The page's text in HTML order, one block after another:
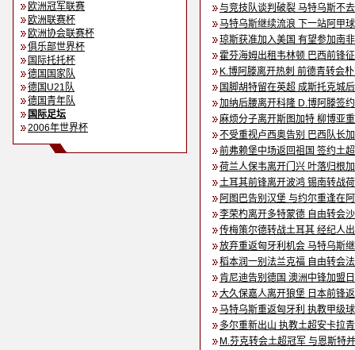
欧洲冠军联赛
欧洲联赛杯
欧洲协会联赛杯
俱乐部世界杯
国际托托杯
德国国家队
德国U21队
德国青年队
国际足坛
2006年世界杯
与竞技队谈判破裂 马特乌斯不
马特乌斯继续流浪 下一站阿甲
琼斯获准加入美国 有望参加南
霍芬海姆出租韦林顿 巴西前锋
K.博阿滕离开热刺 前德青转会
国脚胡特留在英超 成斯托克城
加纳后腰离开科隆 D.博阿滕签
麻烦分子离开斯图加特 柳博亚
不受重视卢西奥告别 巴西队长
前弗赖堡中场返回祖国 签约土
荷兰人保韦离开门兴 叶落归根
土耳其前锋离开波鸿 锡南转战
阿图巴告别汉堡 与约尔重逢在
李荣杓离开多特蒙德 自由转会
传梅策尔德转战土耳其 经纪人
放弃重返匈牙利机会 马特乌斯
稻本润一别法兰克福 自由转会
肯尼迪告别德国 澳洲中锋加盟
大久保嘉人离开狼堡 日本前锋
马特乌斯重返匈牙利 执教甲级
多尔重新出山 执教土超安卡拉
M.芬克转会土超冠军 与恩斯特